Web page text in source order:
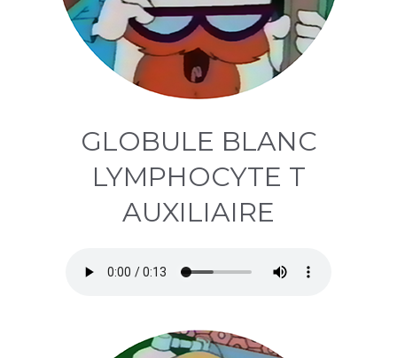
GLOBULE BLANC
LYMPHOCYTE T
AUXILIAIRE